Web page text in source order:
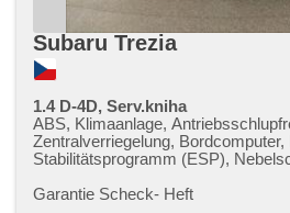
Subaru Trezia
1.4 D-4D, Serv.kniha
ABS, Klimaanlage,
Zentralverriegelung,
Stabilitätsprogramm (ESP),
Handgetriebe
Garantie Scheck​- Heft